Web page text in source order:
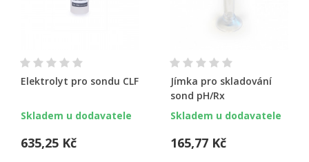
Elektrolyt pro sondu CLF
Skladem u dodavatele
635,25 Kč
Jímka pro skladování
sond pH/Rx
Skladem u dodavatele
165,77 Kč